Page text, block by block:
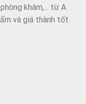
khám,... từ A
và giá thành tốt